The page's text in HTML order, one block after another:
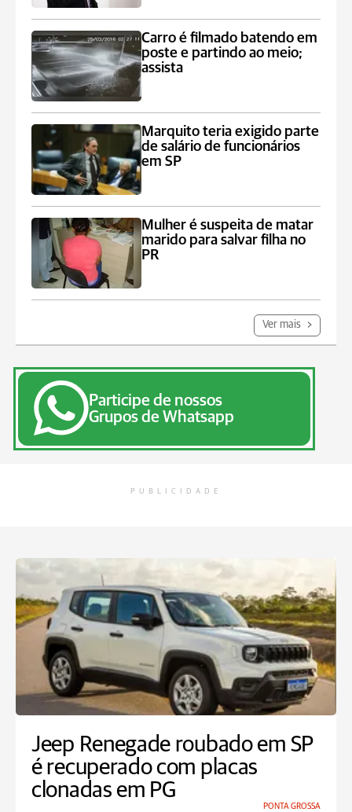
Carro é filmado batendo em
poste e partindo ao meio;
assista
Marquito teria exigido parte
de salário de funcionários
em SP
Mulher é suspeita de matar
marido para salvar filha no
PR
Ver mais
Participe de nossos
Grupos de Whatsapp
PUBLICIDADE
Jeep Renegade roubado em SP
é recuperado com placas
clonadas em PG
PONTA GROSSA